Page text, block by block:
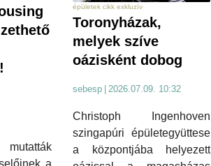
mutatták
a
épületek cikk exkluzív
Toronyházak,
melyek szíve
oázisként dobog
sebesp 2026.07.09. 10:32
Christoph Ingenhoven
szingapúri épületegyüttese
a központjába helyezett